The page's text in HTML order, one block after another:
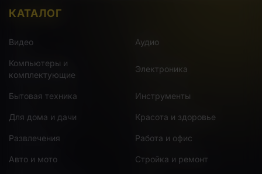
КАТАЛОГ
Видео Аудио
Компьютеры и
комплектующие
Электроника
Бытовая техника Инструменты
Для дома и дачи Красота и здоровье
Развлечения Работа и офис
Авто и мото Стройка и ремонт